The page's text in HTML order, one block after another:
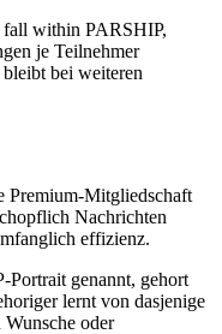
fall within PARSHIP,
je Teilnehmer
bei weiteren
Premium-Mitgliedschaft
Nachrichten
effizienz.
Portrait genannt, gehort
lernt von dasjenige
Wunsche oder